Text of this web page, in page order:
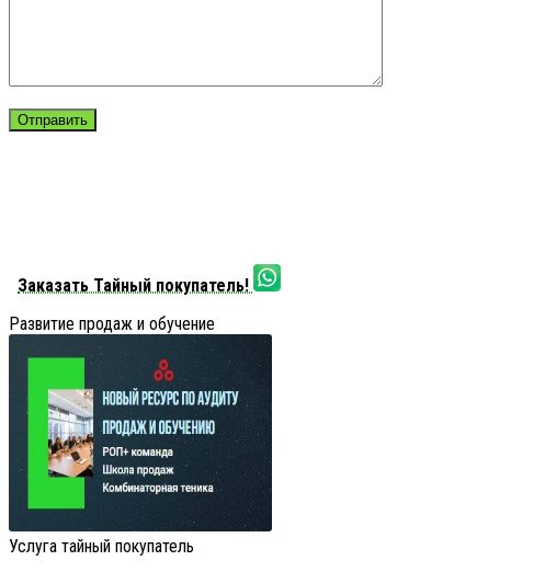
Заказать Тайный покупатель!
Развитие продаж и обучение
Услуга тайный покупатель